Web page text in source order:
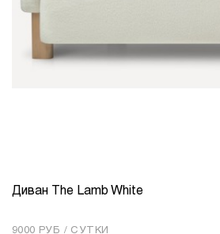
КОЛИЧЕСТВО 1
Диван The Lamb White
9000 РУБ / СУТКИ